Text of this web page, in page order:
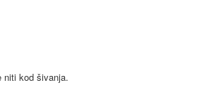
niti kod šivanja.